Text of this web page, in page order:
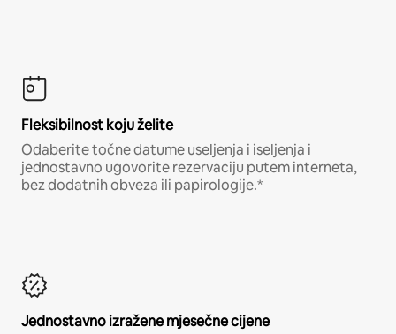
Fleksibilnost koju želite
Odaberite točne datume useljenja i iseljenja i
jednostavno ugovorite rezervaciju putem interneta,
bez dodatnih obveza ili papirologije.*
Jednostavno izražene mjesečne cijene